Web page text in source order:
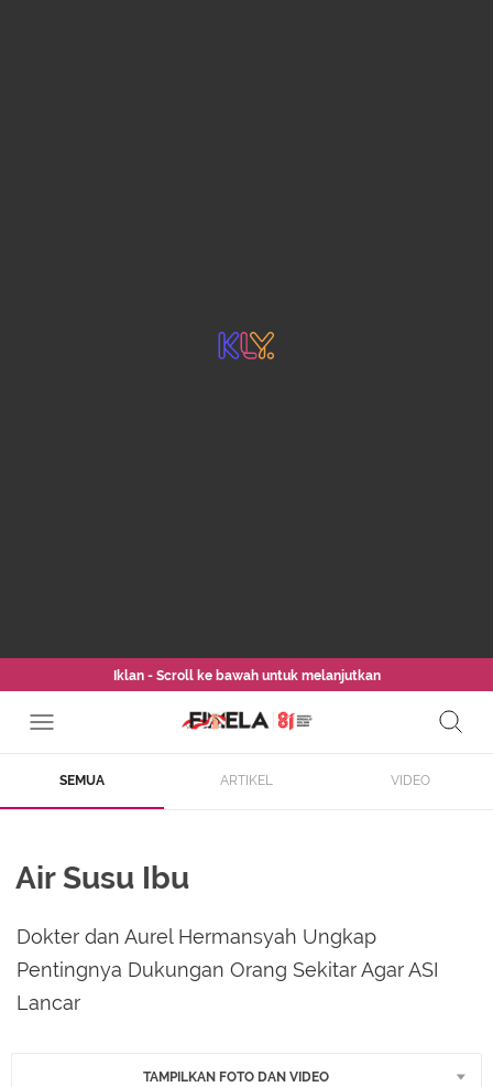
Iklan - Scroll ke bawah untuk melanjutkan
SEMUA ARTIKEL VIDEO
Air Susu Ibu
Dokter dan Aurel Hermansyah Ungkap
Pentingnya Dukungan Orang Sekitar Agar ASI
Lancar
TAMPILKAN FOTO DAN VIDEO